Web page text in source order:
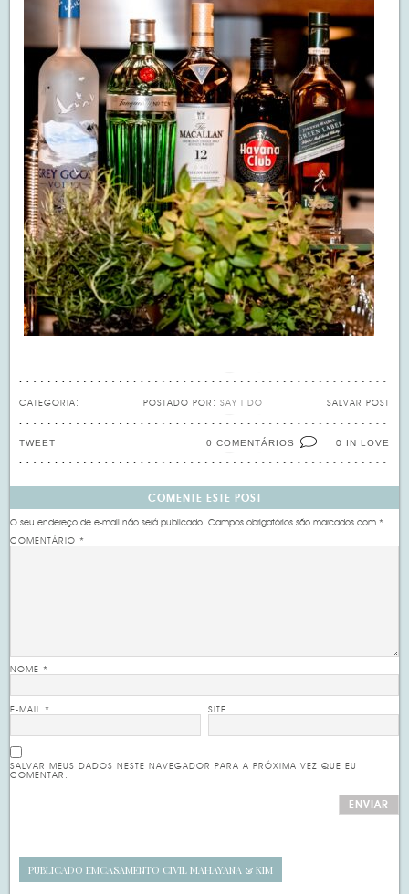
CATEGORIA: SALVAR POST
POSTADO POR: SAY I DO
0 IN LOVE
0 COMENTÁRIOS
TWEET
COMENTE ESTE POST
O seu endereço de e-mail não será publicado. Campos obrigatórios são marcados com*
COMENTÁRIO*
NOME*
E-MAIL* SITE
SALVAR MEUS DADOS NESTE NAVEGADOR PARA A PRÓXIMA VEZ QUE EU
COMENTAR.
PUBLICADO EMCASAMENTO CIVIL MAHAYANA & KIM